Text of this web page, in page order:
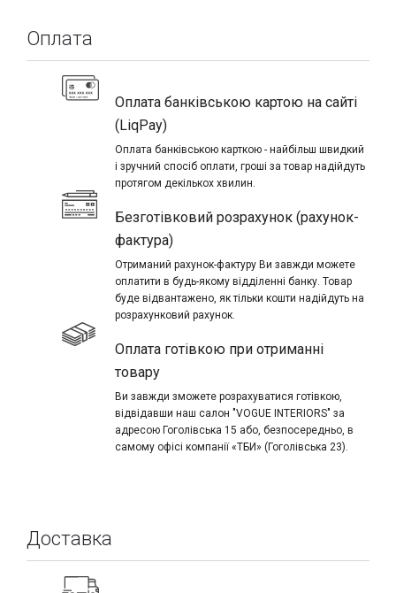
Оплата
Оплата банківською картою на сайті
(LiqPay)
Оплата банківською карткою - найбільш швидкий
і зручний спосіб оплати, гроші за товар надійдуть
протягом декількох хвилин.
Безготівковий розрахунок (рахунок-
фактура)
Отриманий рахунок-фактуру Ви завжди можете
оплатити в будь-якому відділенні банку. Товар
буде відвантажено, як тільки кошти надійдуть на
розрахунковий рахунок.
Оплата готівкою при отриманні
товару
Ви завжди зможете розрахуватися готівкою,
відвідавши наш салон "VOGUE INTERIORS" за
адресою Гоголівська 15 або, безпосередньо, в
самому офісі компанії «ТБИ» (Гоголівська 23).
Доставка